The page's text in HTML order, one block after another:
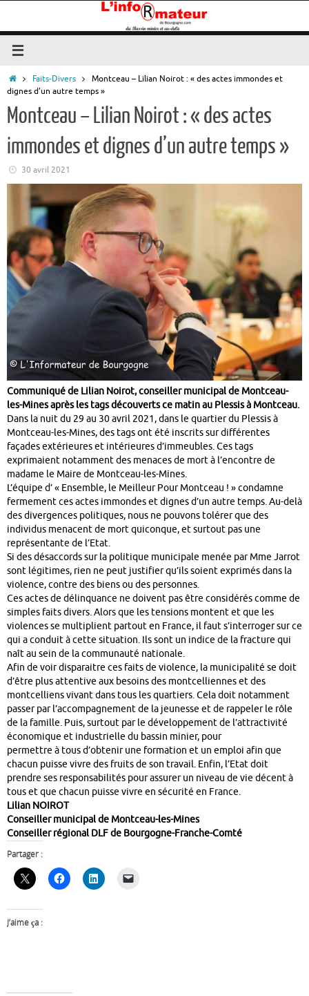
contenu
AccueilFaits-Divers
Montceau – Lilian Noirot : « des actes immondes et
dignes d’un autre temps »
Montceau – Lilian Noirot : « des actes
immondes et dignes d’un autre temps »
30 avril 2021
Communiqué de Lilian Noirot, conseiller municipal de Montceau-
les-Mines après les tags découverts ce matin au Plessis à Montceau.
Dans la nuit du 29 au 30 avril 2021, dans le quartier du Plessis à
Montceau-les-Mines, des tags ont été inscrits sur différentes
façades extérieures et intérieures d’immeubles. Ces tags
exprimaient notamment des menaces de mort à l’encontre de
madame le Maire de Montceau-les-Mines.
L’équipe d’ « Ensemble, le Meilleur Pour Montceau ! » condamne
fermement ces actes immondes et dignes d’un autre temps. Au-delà
des divergences politiques, nous ne pouvons tolérer que des
individus menacent de mort quiconque, et surtout pas une
représentante de l’Etat.
Si des désaccords sur la politique municipale menée par Mme Jarrot
sont légitimes, rien ne peut justifier qu’ils soient exprimés dans la
violence, contre des biens ou des personnes.
Ces actes de délinquance ne doivent pas être considérés comme de
simples faits divers. Alors que les tensions montent et que les
violences se multiplient partout en France, il faut s’interroger sur ce
qui a conduit à cette situation. Ils sont un indice de la fracture qui
naît au sein de la communauté nationale.
Afin de voir disparaitre ces faits de violence, la municipalité se doit
d’être plus attentive aux besoins des montcelliennes et des
montcelliens vivant dans tous les quartiers. Cela doit notamment
passer par l’accompagnement de la jeunesse et de rappeler le rôle
de la famille. Puis, surtout par le développement de l’attractivité
économique et industrielle du bassin minier, pour
permettre à tous d’obtenir une formation et un emploi afin que
chacun puisse vivre des fruits de son travail. Enfin, l’Etat doit
prendre ses responsabilités pour assurer un niveau de vie décent à
tous et que chacun puisse vivre en sécurité en France.
Lilian NOIROT
Conseiller municipal de Montceau-les-Mines
Conseiller régional DLF de Bourgogne-Franche-Comté
Partager :
J’aime ça :